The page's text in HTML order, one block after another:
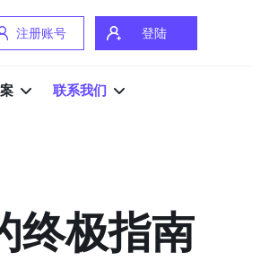
注册账号 登陆
联系我们
终极指南